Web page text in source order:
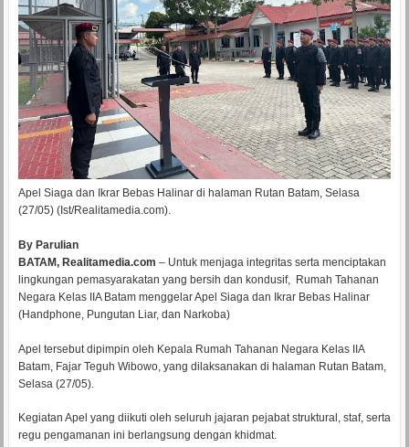
Apel Siaga dan Ikrar Bebas Halinar di halaman Rutan Batam, Selasa
(27/05) (Ist/Realitamedia.com).
By Parulian
BATAM, Realitamedia.com – Untuk menjaga integritas serta menciptakan
lingkungan pemasyarakatan yang bersih dan kondusif, Rumah Tahanan
Negara Kelas IIA Batam menggelar Apel Siaga dan Ikrar Bebas Halinar
(Handphone, Pungutan Liar, dan Narkoba)
Apel tersebut dipimpin oleh Kepala Rumah Tahanan Negara Kelas IIA
Batam, Fajar Teguh Wibowo, yang dilaksanakan di halaman Rutan Batam,
Selasa (27/05).
Kegiatan Apel yang diikuti oleh seluruh jajaran pejabat struktural, staf, serta
regu pengamanan ini berlangsung dengan khidmat.